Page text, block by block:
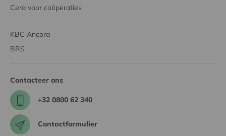
Cera voor coöperaties
KBC Ancora
BRS
Contacteer ons
+32 0800 62 340
Contactformulier